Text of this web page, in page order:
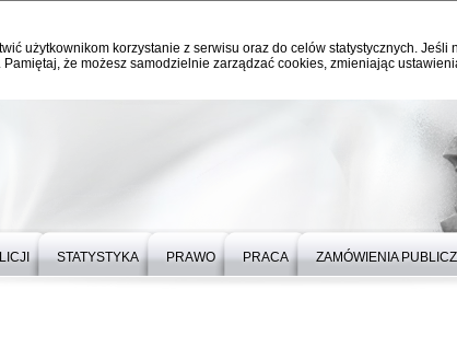
użytkownikom korzystanie z serwisu oraz do celów statystycznych.
że możesz samodzielnie zarządzać cookies, zmieniając
STATYSTYKA PRAWO PRACA ZAMÓWIENIA